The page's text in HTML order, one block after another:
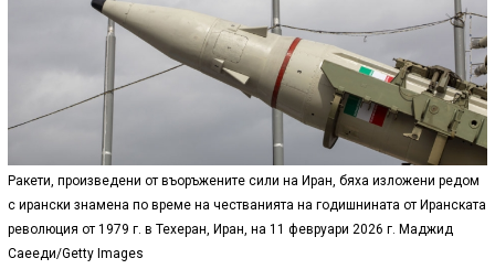
Ракети, произведени от въоръжените сили на Иран, бяха изложени редом
с ирански знамена по време на честванията на годишнината от Иранската
революция от 1979 г. в Техеран, Иран, на 11 февруари 2026 г. Маджид
Саееди/Getty Images